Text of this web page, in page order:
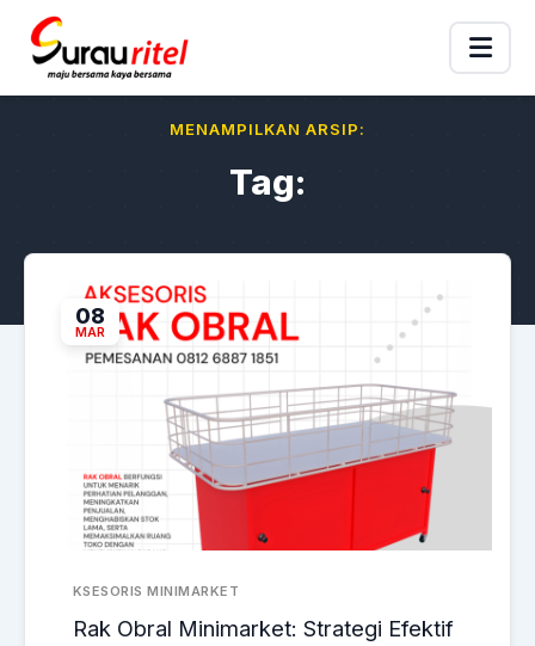
MENAMPILKAN ARSIP:
Tag:
08
MAR
KSESORIS MINIMARKET
Rak Obral Minimarket: Strategi Efektif